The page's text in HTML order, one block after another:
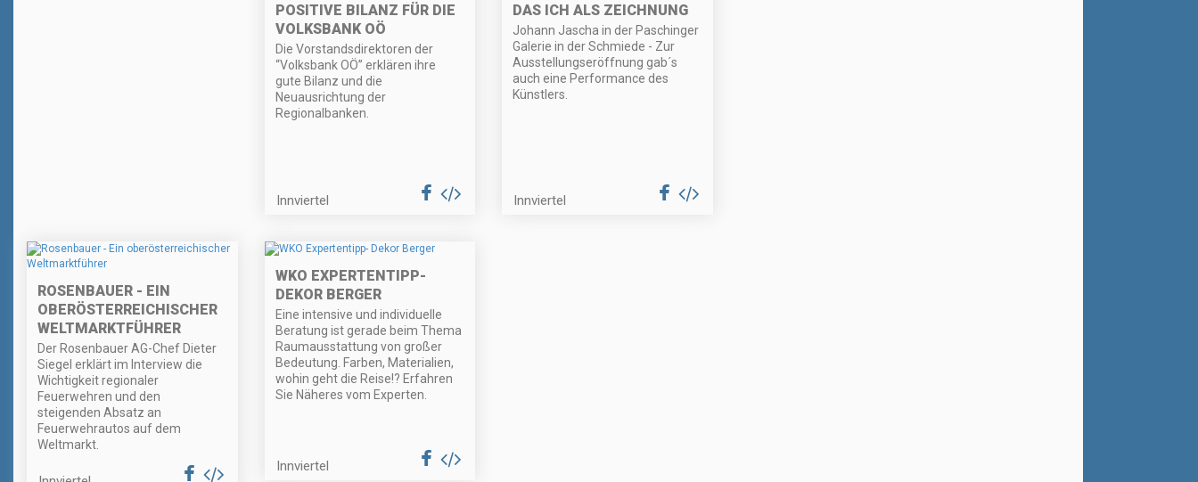
POSITIVE BILANZ FÜR DIE
VOLKSBANK OÖ
Die Vorstandsdirektoren der
“Volksbank OÖ” erklären ihre
gute Bilanz und die
Neuausrichtung der
Regionalbanken.
Innviertel
DAS ICH ALS ZEICHNUNG
Johann Jascha in der Paschinger
Galerie in der Schmiede - Zur
Ausstellungseröffnung gab´s
auch eine Performance des
Künstlers.
Innviertel
ROSENBAUER - EIN
OBERÖSTERREICHISCHER
WELTMARKTFÜHRER
Der Rosenbauer AG-Chef Dieter
Siegel erklärt im Interview die
Wichtigkeit regionaler
Feuerwehren und den
steigenden Absatz an
Feuerwehrautos auf dem
Weltmarkt.
WKO EXPERTENTIPP-
DEKOR BERGER
Eine intensive und individuelle
Beratung ist gerade beim Thema
Raumausstattung von großer
Bedeutung. Farben, Materialien,
wohin geht die Reise!? Erfahren
Sie Näheres vom Experten.
Innviertel